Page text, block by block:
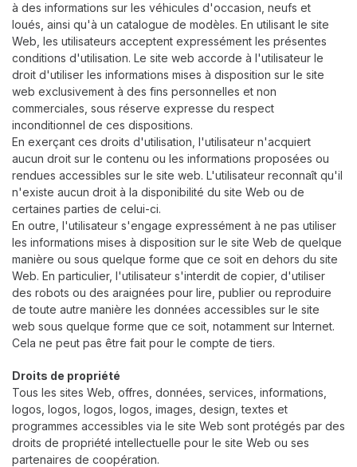
à des informations sur les véhicules d'occasion, neufs et
loués, ainsi qu'à un catalogue de modèles. En utilisant le site
Web, les utilisateurs acceptent expressément les présentes
conditions d'utilisation. Le site web accorde à l'utilisateur le
droit d'utiliser les informations mises à disposition sur le site
web exclusivement à des fins personnelles et non
commerciales, sous réserve expresse du respect
inconditionnel de ces dispositions.
En exerçant ces droits d'utilisation, l'utilisateur n'acquiert
aucun droit sur le contenu ou les informations proposées ou
rendues accessibles sur le site web. L'utilisateur reconnaît qu'il
n'existe aucun droit à la disponibilité du site Web ou de
certaines parties de celui-ci.
En outre, l'utilisateur s'engage expressément à ne pas utiliser
les informations mises à disposition sur le site Web de quelque
manière ou sous quelque forme que ce soit en dehors du site
Web. En particulier, l'utilisateur s'interdit de copier, d'utiliser
des robots ou des araignées pour lire, publier ou reproduire
de toute autre manière les données accessibles sur le site
web sous quelque forme que ce soit, notamment sur Internet.
Cela ne peut pas être fait pour le compte de tiers.
Droits de propriété
Tous les sites Web, offres, données, services, informations,
logos, logos, logos, logos, images, design, textes et
programmes accessibles via le site Web sont protégés par des
droits de propriété intellectuelle pour le site Web ou ses
partenaires de coopération.